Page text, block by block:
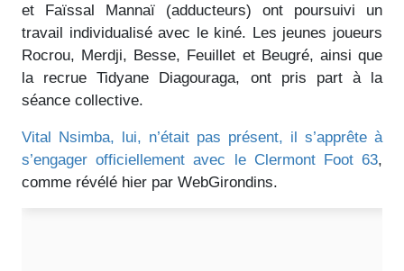
et Faïssal Mannaï (adducteurs) ont poursuivi un
travail individualisé avec le kiné. Les jeunes joueurs
Rocrou, Merdji, Besse, Feuillet et Beugré, ainsi que
la recrue Tidyane Diagouraga, ont pris part à la
séance collective.
Vital Nsimba, lui, n’était pas présent, il s’apprête à
s’engager officiellement avec le Clermont Foot 63,
comme révélé hier par WebGirondins.